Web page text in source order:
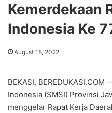
Kemerdekaan
Indonesia Ke
August 18, 2022
BEKASI,
Indonesia (SMSI) Provinsi
menggelar Rapat Kerja